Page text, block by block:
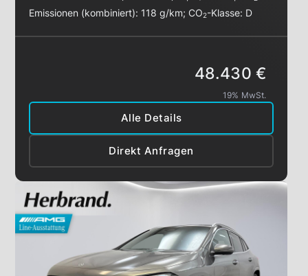
Emissionen (kombiniert): 118 g/km;CO2-Klasse: D
Alle Details
Direkt Anfragen
48.430 €
19% MwSt.